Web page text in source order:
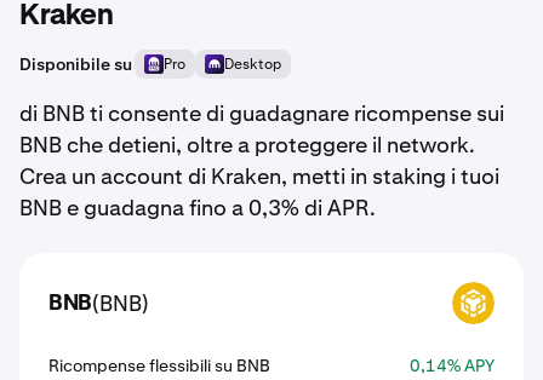
Kraken
Disponibile su Pro Desktop
di BNB ti consente di guadagnare ricompense sui
BNB che detieni, oltre a proteggere il network.
Crea un account di Kraken, metti in staking i tuoi
BNB e guadagna fino a 0,3% di APR.
BNB(BNB) BNB
Ricompense flessibili su BNB
0,14% APY